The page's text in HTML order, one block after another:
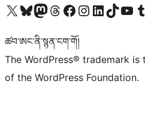
Visit our X (formerly Twitter) account
Visit our Bluesky account
Visit our Mastodon account
Visit our Threads account
Visit our Facebook page
Visit our Instagram account
Visit our LinkedIn account
Visit our TikTok
Visit our
ཚབ་ཨང་ནི་སྙན་ངག་གོ།
The WordPress® trademark
of the WordPress Foundation.